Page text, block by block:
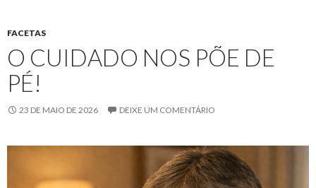
FACETAS
O CUIDADO NOS PÕE DE
PÉ!
23 DE MAIO DE 2026 DEIXE UM COMENTÁRIO